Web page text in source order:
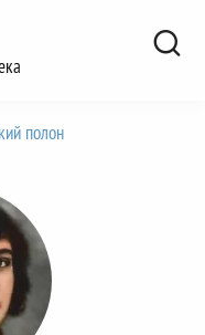
полон